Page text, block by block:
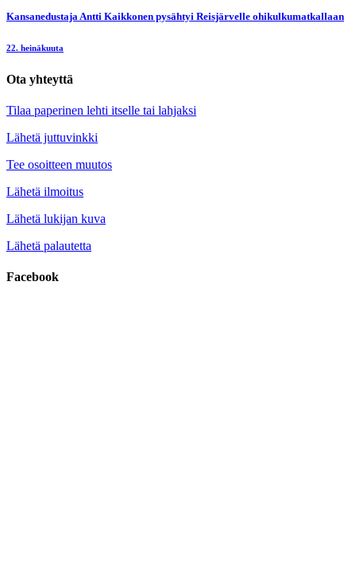
Kansanedustaja Antti Kaikkonen pysähtyi Reisjärvelle ohikulkumatkallaan
22. heinäkuuta
Ota yhteyttä
Tilaa paperinen lehti itselle tai lahjaksi
Lähetä juttuvinkki
Tee osoitteen muutos
Lähetä ilmoitus
Lähetä lukijan kuva
Lähetä palautetta
Facebook